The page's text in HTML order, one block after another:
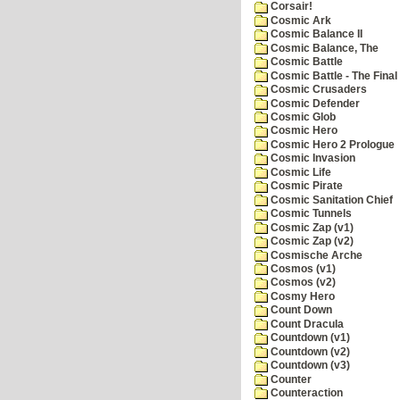
Corsair!
Cosmic Ark
Cosmic Balance II
Cosmic Balance, The
Cosmic Battle
Cosmic Battle - The
Cosmic Crusaders
Cosmic Defender
Cosmic Glob
Cosmic Hero
Cosmic Hero 2 Prologue
Cosmic Invasion
Cosmic Life
Cosmic Pirate
Cosmic Sanitation Chief
Cosmic Tunnels
Cosmic Zap (v1)
Cosmic Zap (v2)
Cosmische Arche
Cosmos (v1)
Cosmos (v2)
Cosmy Hero
Count Down
Count Dracula
Countdown (v1)
Countdown (v2)
Countdown (v3)
Counter
Counteraction